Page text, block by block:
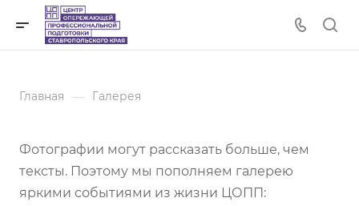
Главная — Галерея
Фотографии могут рассказать больше, чем
тексты. Поэтому мы пополняем галерею
яркими событиями из жизни ЦОПП: